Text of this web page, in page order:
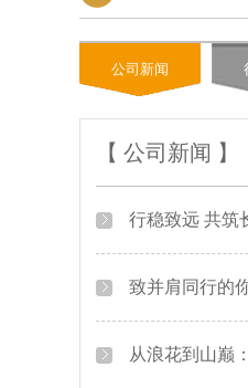
公司新闻
【 公司新闻 】
行稳致远 共筑
致并肩同行的
从浪花到山巅